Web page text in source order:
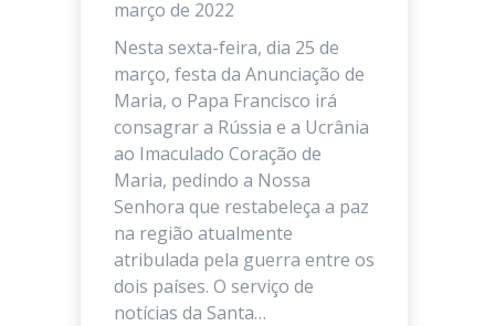
março de 2022
Nesta sexta-feira, dia 25 de
março, festa da Anunciação de
Maria, o Papa Francisco irá
consagrar a Rússia e a Ucrânia
ao Imaculado Coração de
Maria, pedindo a Nossa
Senhora que restabeleça a paz
na região atualmente
atribulada pela guerra entre os
dois países. O serviço de
notícias da Santa…